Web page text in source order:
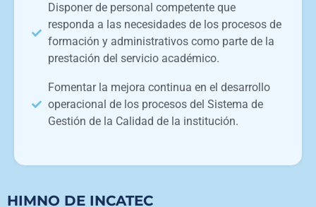
Disponer de personal competente que
responda a las necesidades de los procesos de
formación y administrativos como parte de la
prestación del servicio académico.
Fomentar la mejora continua en el desarrollo
operacional de los procesos del Sistema de
Gestión de la Calidad de la institución.
HIMNO DE INCATEC